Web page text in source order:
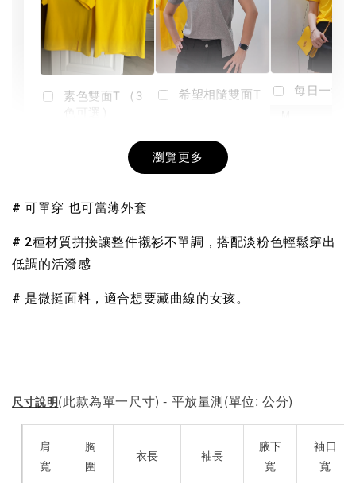
素色雙面T (3
+
希望相隨雙面T
NT$ 190
-
每日一笑
瀏覽更多
# 可單穿 也可當薄外套
# 2種材質拼接讓整件襯衫不單調，搭配淡粉色輕鬆穿出
低調的活潑感
# 是微挺面料，適合想要藏曲線的女孩。
尺寸說明(此款為單一尺寸) - 平放量測(單位: 公分)
肩
寬
胸
圍
衣長 袖長
腋下
寬
袖口
寬